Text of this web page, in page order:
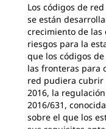
Los códigos de
se están
crecimiento de las
riesgos para la
que los códigos
las fronteras para
red pudiera cubrir
2016, la
2016/631,
sobre el que los